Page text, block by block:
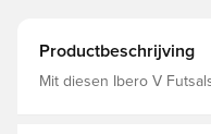
Productbeschrijving
Mit diesen Ibero V